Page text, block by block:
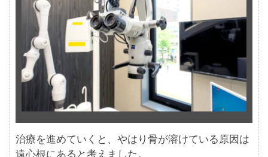
治療を進めていくと、やはり骨が溶けている原因は
遠心根にあると考えました。